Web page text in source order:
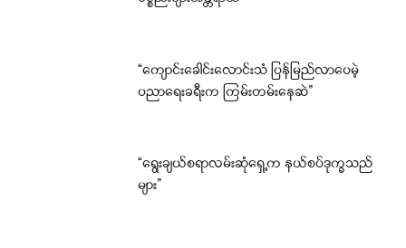
“ကျောင်းခေါင်းလောင်းသံ ပြန်မြည်လာပေမဲ့
ပညာရေးခရီးက ကြမ်းတမ်းနေဆဲ”
“ရွေးချယ်စရာလမ်းဆုံရှေ့က နယ်စပ်ဒုက္ခသည်
များ”